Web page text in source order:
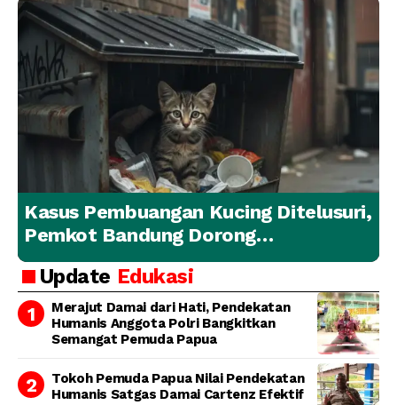
Kasus Pembuangan Kucing Ditelusuri,
Pemkot Bandung Dorong
Penanganan Hewan yang
Bertanggung Jawab
Update Edukasi
Merajut Damai dari Hati, Pendekatan
Humanis Anggota Polri Bangkitkan
Semangat Pemuda Papua
Tokoh Pemuda Papua Nilai Pendekatan
Humanis Satgas Damai Cartenz Efektif